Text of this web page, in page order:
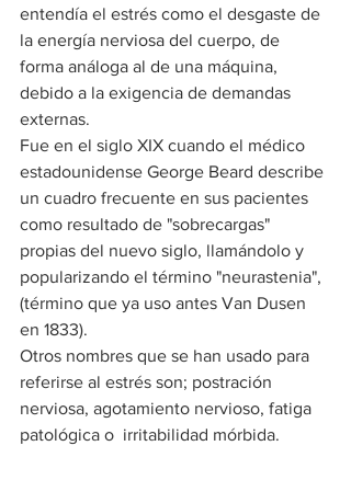
entendía el estrés como el desgaste de
la energía nerviosa del cuerpo, de
forma análoga al de una máquina,
debido a la exigencia de demandas
externas.
Fue en el siglo XIX cuando el médico
estadounidense George Beard describe
un cuadro frecuente en sus pacientes
como resultado de "sobrecargas"
propias del nuevo siglo, llamándolo y
popularizando el término "neurastenia",
(término que ya uso antes Van Dusen
en 1833).
Otros nombres que se han usado para
referirse al estrés son; postración
nerviosa, agotamiento nervioso, fatiga
patológica o  irritabilidad mórbida.